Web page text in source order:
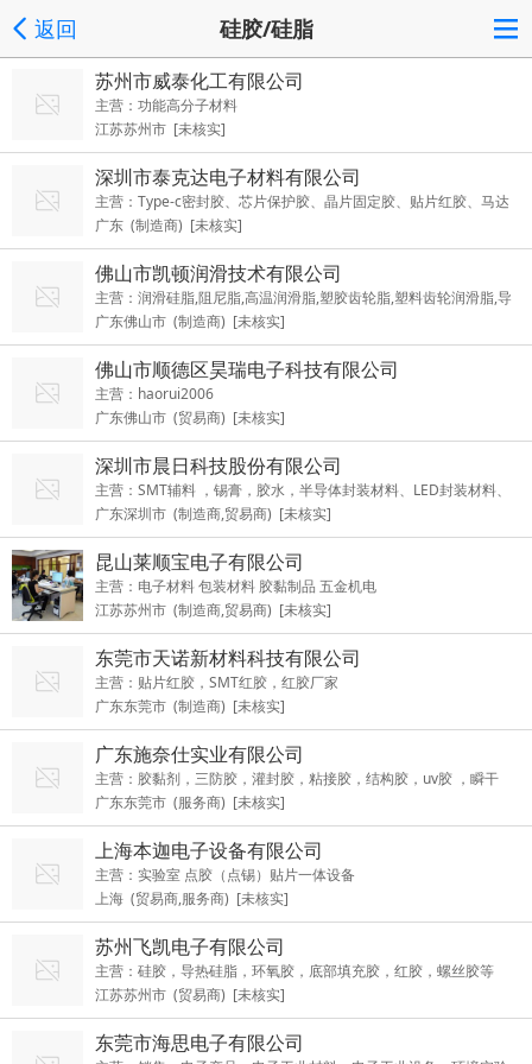
返回 硅胶/硅脂
苏州市威泰化工有限公司
主营：功能高分子材料
江苏苏州市 [未核实]
深圳市泰克达电子材料有限公司
主营：Type-c密封胶、芯片保护胶、晶片固定胶、贴片红胶、马达
胶， 线材焊盘保护uv胶、uv水晶滴胶、PP/PI塑料uv胶、玻璃金属u
v胶、助听器倒模uv树脂、uv LED透镜胶
广东 (制造商) [未核实]
佛山市凯顿润滑技术有限公司
主营：润滑硅脂,阻尼脂,高温润滑脂,塑胶齿轮脂,塑料齿轮润滑脂,导
电润滑脂,电触点润滑脂,高真空硅脂,消音润滑脂
广东佛山市 (制造商) [未核实]
佛山市顺德区昊瑞电子科技有限公司
主营：haorui2006
广东佛山市 (贸易商) [未核实]
深圳市晨日科技股份有限公司
主营：SMT辅料 ，锡膏，胶水，半导体封装材料、LED封装材料、
电子组装材料、SMT锡膏、高铅锡膏、POP封装锡膏、IGBT锡膏、
固晶锡膏、LED封装硅胶、电子环氧胶
广东深圳市 (制造商,贸易商) [未核实]
昆山莱顺宝电子有限公司
主营：电子材料 包装材料 胶黏制品 五金机电
江苏苏州市 (制造商,贸易商) [未核实]
东莞市天诺新材料科技有限公司
主营：贴片红胶，SMT红胶，红胶厂家
广东东莞市 (制造商) [未核实]
广东施奈仕实业有限公司
主营：胶黏剂，三防胶，灌封胶，粘接胶，结构胶，uv胶 ，瞬干
胶，表面处理剂
广东东莞市 (服务商) [未核实]
上海本迦电子设备有限公司
主营：实验室 点胶（点锡）贴片一体设备
上海 (贸易商,服务商) [未核实]
苏州飞凯电子有限公司
主营：硅胶，导热硅脂，环氧胶，底部填充胶，红胶，螺丝胶等
江苏苏州市 (贸易商) [未核实]
东莞市海思电子有限公司